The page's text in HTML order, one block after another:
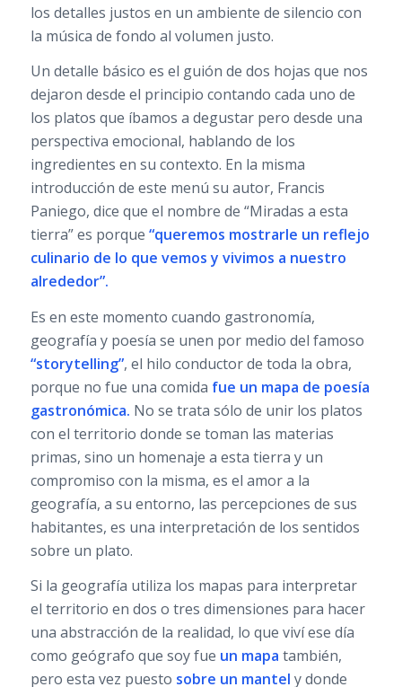
los detalles justos en un ambiente de silencio con
la música de fondo al volumen justo.
Un detalle básico es el guión de dos hojas que nos
dejaron desde el principio contando cada uno de
los platos que íbamos a degustar pero desde una
perspectiva emocional, hablando de los
ingredientes en su contexto. En la misma
introducción de este menú su autor, Francis
Paniego, dice que el nombre de “Miradas a esta
tierra” es porque “queremos mostrarle un reflejo
culinario de lo que vemos y vivimos a nuestro
alrededor”.
Es en este momento cuando gastronomía,
geografía y poesía se unen por medio del famoso
“storytelling”, el hilo conductor de toda la obra,
porque no fue una comida fue un mapa de poesía
gastronómica. No se trata sólo de unir los platos
con el territorio donde se toman las materias
primas, sino un homenaje a esta tierra y un
compromiso con la misma, es el amor a la
geografía, a su entorno, las percepciones de sus
habitantes, es una interpretación de los sentidos
sobre un plato.
Si la geografía utiliza los mapas para interpretar
el territorio en dos o tres dimensiones para hacer
una abstracción de la realidad, lo que viví ese día
como geógrafo que soy fue un mapa también,
pero esta vez puesto sobre un mantel y donde